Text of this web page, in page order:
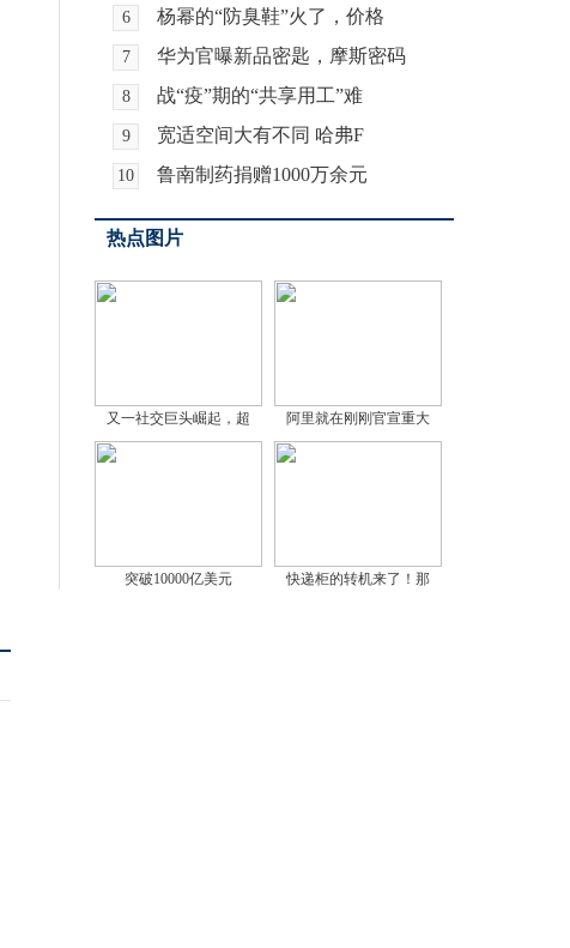
6 杨幂的“防臭鞋”火了，价格
7 华为官曝新品密匙，摩斯密码
8 战“疫”期的“共享用工”难
9 宽适空间大有不同 哈弗F
10 鲁南制药捐赠1000万余元
热点图片
又一社交巨头崛起，超 阿里就在刚刚官宣重大
突破10000亿美元 快递柜的转机来了！那